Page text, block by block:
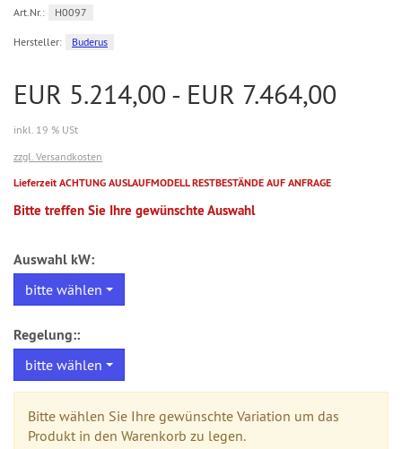
Art.Nr.: H0097
Hersteller: Buderus
EUR 5.214,00 - EUR 7.464,00
inkl. 19 % USt
zzgl. Versandkosten
Lieferzeit ACHTUNG AUSLAUFMODELL RESTBESTÄNDE AUF ANFRAGE
Bitte treffen Sie Ihre gewünschte Auswahl
Auswahl kW:
bitte wählen
Regelung::
bitte wählen
Bitte wählen Sie Ihre gewünschte Variation um das
Produkt in den Warenkorb zu legen.